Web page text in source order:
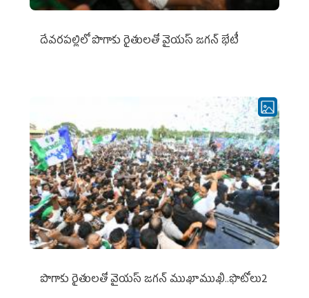
దేవరపల్లిలో పొగాకు రైతులతో వైయస్ జగన్ భేటీ
పొగాకు రైతుల‌తో వైయ‌స్ జ‌గ‌న్ ముఖాముఖి..ఫొటోలు2